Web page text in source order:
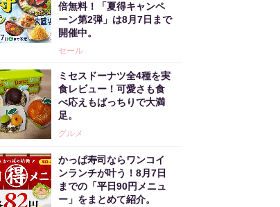
倍無料！「夏得キャンペ
ーン第2弾」は8月7日まで
開催中。
セール
ミセスドーナツ全4種を実
食レビュー！可愛さも食
べ応えもばっちりで大満
足。
グルメ
かっぱ寿司ならワンコイ
ンランチが叶う！8月7日
までの「平日90円メニュ
ー」をまとめて紹介。